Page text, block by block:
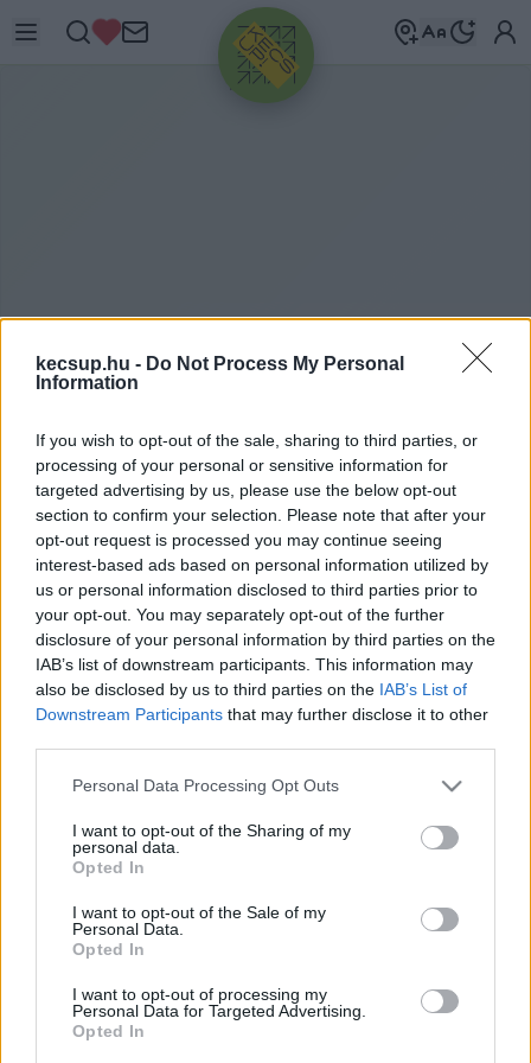
kecsup.hu - Do Not Process My Personal
Information
If you wish to opt-out of the sale, sharing to third parties, or
processing of your personal or sensitive information for
targeted advertising by us, please use the below opt-out
section to confirm your selection. Please note that after your
opt-out request is processed you may continue seeing
interest-based ads based on personal information utilized by
us or personal information disclosed to third parties prior to
your opt-out. You may separately opt-out of the further
disclosure of your personal information by third parties on the
IAB’s list of downstream participants. This information may
also be disclosed by us to third parties on the IAB’s List of
Downstream Participants that may further disclose it to other
Please note that this website/app uses one or more Google
not limited to your visit or usage behaviour. You may click to
grant or deny consent to Google and its third-party tags to
use your data for below specified purposes in below Google
consent section.
Personal Data Processing Opt Outs
I want to opt-out of the Sharing of my
personal data.
Opted In
I want to opt-out of the Sale of my
Personal Data.
Opted In
I want to opt-out of processing my
Personal Data for Targeted Advertising.
Opted In
HIRDETÉS
H ANKÓ BALÁZS
Hankó Balázs címkéhez kapcsolódó legfrissebb
hírek, cikkek és háttéranyagok. Böngéssz a
címkék között→
Sorrend
ÉÉÉÉ.HH.NN ÉÉÉÉ.HH.NN